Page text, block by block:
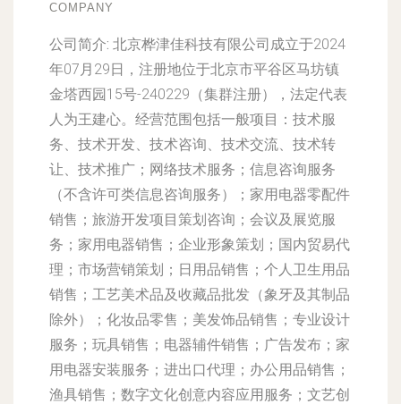
COMPANY
公司简介: 北京桦津佳科技有限公司成立于2024
年07月29日，注册地位于北京市平谷区马坊镇
金塔西园15号-240229（集群注册），法定代表
人为王建心。经营范围包括一般项目：技术服
务、技术开发、技术咨询、技术交流、技术转
让、技术推广；网络技术服务；信息咨询服务
（不含许可类信息咨询服务）；家用电器零配件
销售；旅游开发项目策划咨询；会议及展览服
务；家用电器销售；企业形象策划；国内贸易代
理；市场营销策划；日用品销售；个人卫生用品
销售；工艺美术品及收藏品批发（象牙及其制品
除外）；化妆品零售；美发饰品销售；专业设计
服务；玩具销售；电器辅件销售；广告发布；家
用电器安装服务；进出口代理；办公用品销售；
渔具销售；数字文化创意内容应用服务；文艺创